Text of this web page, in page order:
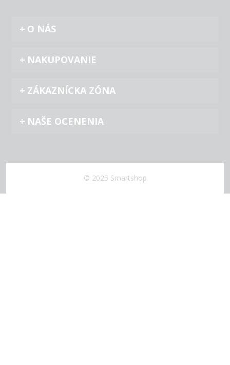
O NÁS
NAKUPOVANIE
ZÁKAZNÍCKA ZÓNA
NAŠE OCENENIA
© 2025 Smartshop